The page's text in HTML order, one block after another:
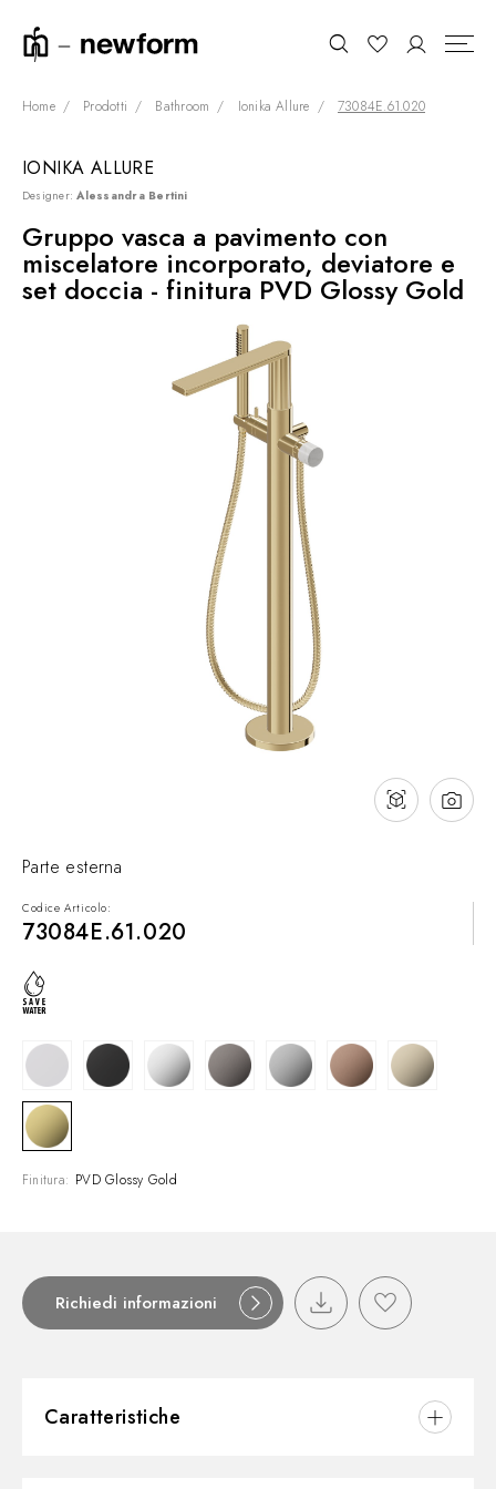
COLLEZIONI
SHOWROOM
CONTRACT DIVISION
SOSTENIBILITÀ
NEWS & EVENTI
Home Prodotti Bathroom Ionika Allure 73084E.61.020
Parte esterna
Codice Articolo:
73084E.61.020
Finitura: PVD Glossy Gold
IONIKA ALLURE
Designer:Alessandra Bertini
Gruppo vasca a pavimento con
miscelatore incorporato, deviatore e
set doccia - finitura PVD Glossy Gold
Richiedi informazioni
Caratteristiche